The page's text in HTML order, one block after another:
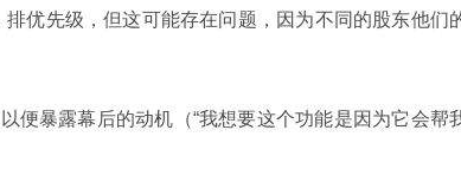
优先级，但这可能存在问题，因为不同的股东他们
便暴露幕后的动机（“我想要这个功能是因为它会帮